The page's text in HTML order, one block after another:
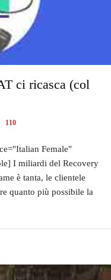
ci ricasca (col
110
Female"
I miliardi del Recovery
è tanta, le clientele
quanto più possibile la